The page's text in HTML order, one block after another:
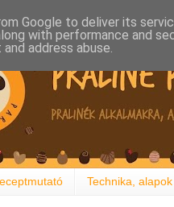
Technika, alapok
Google to deliver its
with performance and
address abuse.